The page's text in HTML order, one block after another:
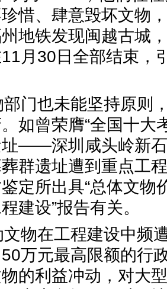
惜、肆意毁坏文物
地铁发现闽越古城
月30日全部结束，
门也未能坚持原则
如曾荣膺“全国十大
——深圳咸头岭新
群遗址遭到重点工
定所出具“总体文物
程建设”报告有关
物在工程建设中频
万元最高限额的行
的利益冲动，对大